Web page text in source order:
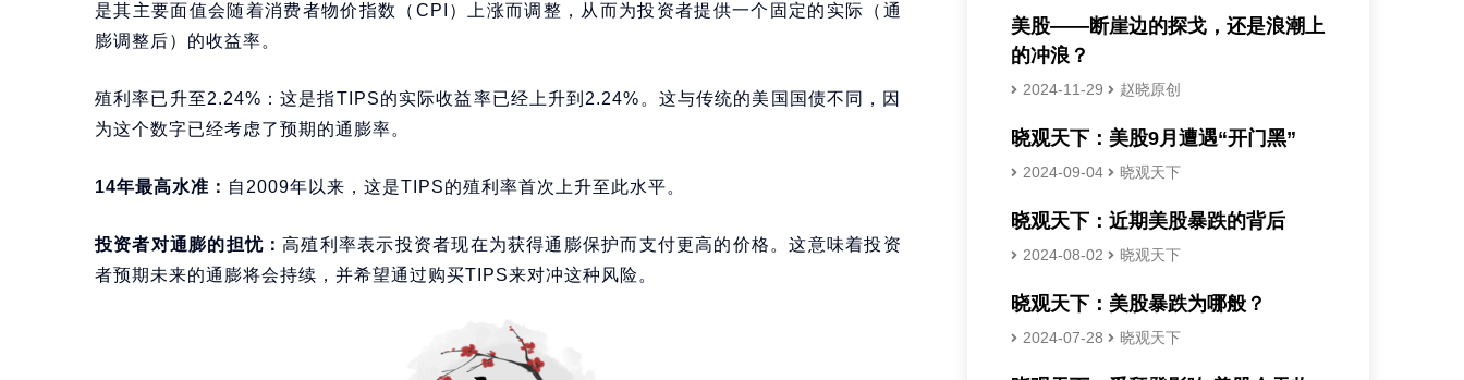
是其主要面值会随着消费者物价指数（CPI）上涨而调整，从而为投资者提供一个固定的实际（通
膨调整后）的收益率。
殖利率已升至2.24%：这是指TIPS的实际收益率已经上升到2.24%。这与传统的美国国债不同，因
为这个数字已经考虑了预期的通膨率。
14年最高水准： 自2009年以来，这是TIPS的殖利率首次上升至此水平。
投资者对通膨的担忧：高殖利率表示投资者现在为获得通膨保护而支付更高的价格。这意味着投资
者预期未来的通膨将会持续，并希望通过购买TIPS来对冲这种风险。
美股——断崖边的探戈，还是浪潮上
的冲浪？
2024-11-29 赵晓原创
晓观天下：美股9月遭遇“开门黑”
2024-09-04 晓观天下
晓观天下：近期美股暴跌的背后
2024-08-02 晓观天下
晓观天下：美股暴跌为哪般？
2024-07-28 晓观天下